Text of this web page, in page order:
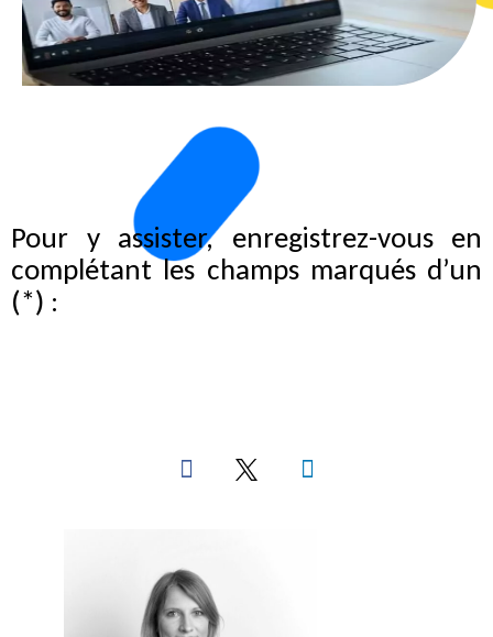
Pour y assister, enregistrez-vous en
complétant les champs marqués d’un
(*) :